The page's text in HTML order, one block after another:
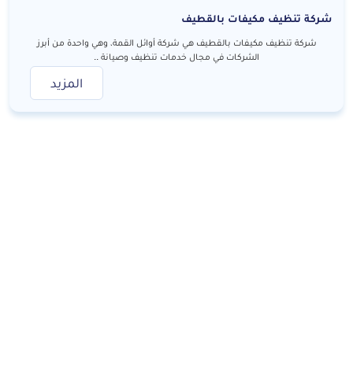
شركة تنظيف مكيفات بالقطيف
شركة تنظيف مكيفات بالقطيف هي شركة أوائل القمة، وهي واحدة من أبرز
الشركات في مجال خدمات تنظيف وصيانة ..
المزيد